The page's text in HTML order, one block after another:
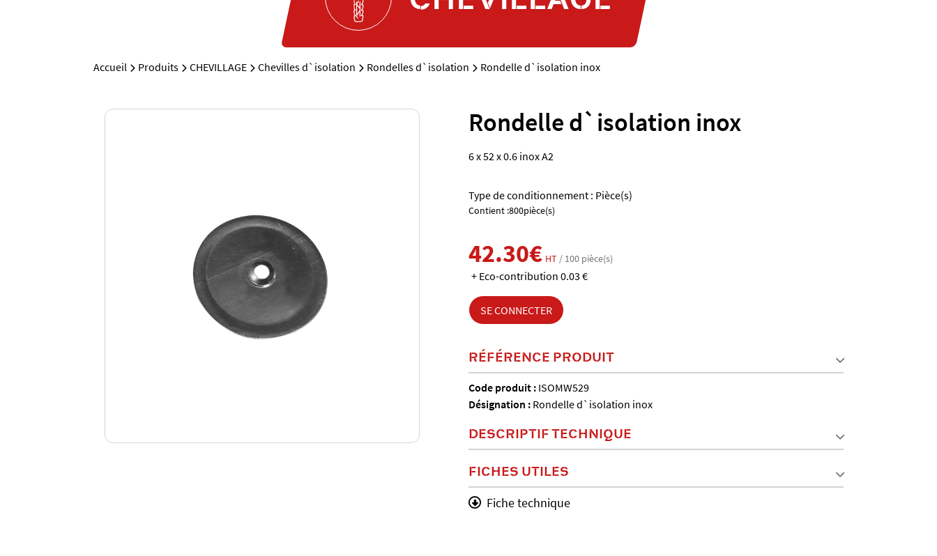
Accueil Produits CHEVILLAGE Chevilles d`isolation Rondelles d`isolation Rondelle d`isolation inox
Rondelle d`isolation inox
6 x 52 x 0.6 inox A2
Type de conditionnement : Pièce(s)
Contient :800pièce(s)
42.30€ HT / 100 pièce(s)
+ Eco-contribution 0.03 €
SE CONNECTER
RÉFÉRENCE PRODUIT
Code produit : ISOMW529
Désignation : Rondelle d`isolation inox
DESCRIPTIF TECHNIQUE
FICHES UTILES
Fiche technique